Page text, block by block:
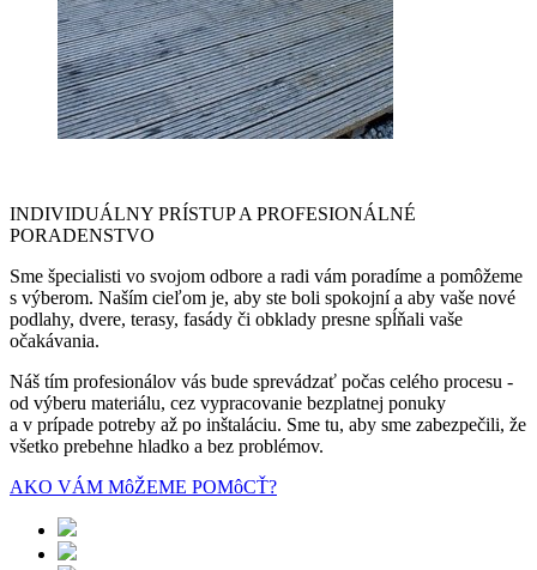
INDIVIDUÁLNY PRÍSTUP A PROFESIONÁLNÉ
PORADENSTVO
Sme špecialisti vo svojom odbore a radi vám poradíme a pomôžeme
s výberom. Naším cieľom je, aby ste boli spokojní a aby vaše nové
podlahy, dvere, terasy, fasády či obklady presne spĺňali vaše
očakávania.
Náš tím profesionálov vás bude sprevádzať počas celého procesu -
od výberu materiálu, cez vypracovanie bezplatnej ponuky
a v prípade potreby až po inštaláciu. Sme tu, aby sme zabezpečili, že
všetko prebehne hladko a bez problémov.
AKO VÁM MôŽEME POMôCŤ?